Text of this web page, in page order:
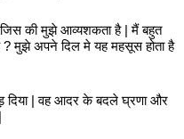
की मुझे आव्यशकता है | मैं बहुत
? मुझे अपने दिल मे यह महसूस होता है
दिया | वह आदर के बदले घ्रणा और